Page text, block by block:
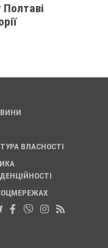
ВЛАСНОСТІ